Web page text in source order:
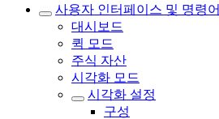
사용자 인터페이스 및 명령어
대시보드
퀵 모드
주식 자산
시각화 모드
시각화 설정
구성